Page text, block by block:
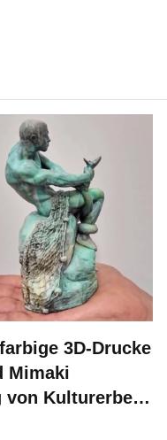
3D-Drucke
Mimaki
von Kulturerbe